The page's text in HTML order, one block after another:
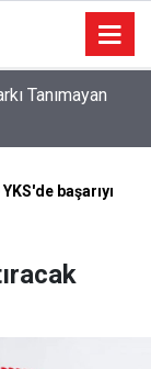
Tanımayan
İlde Norm
YKS'de başarıyı